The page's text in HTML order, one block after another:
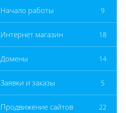
Начало работы 9
Интернет магазин 18
Домены 14
Заявки и заказы 5
Продвижение сайтов 22